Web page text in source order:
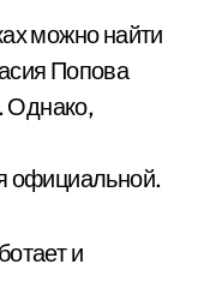
можно найти
Попова
Однако,
официальной.
и